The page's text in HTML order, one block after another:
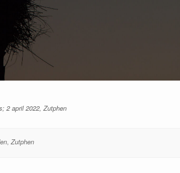
2 april 2022, Zutphen
,Zutphen